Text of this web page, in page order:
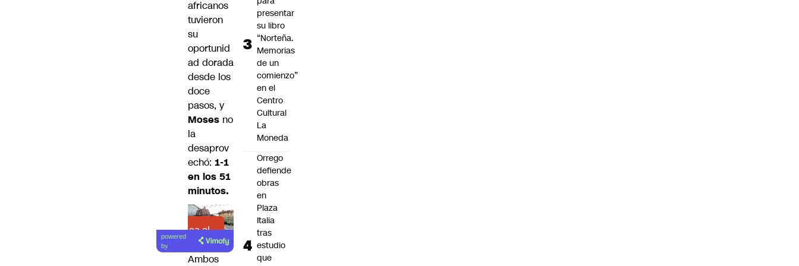
africanos
tuvieron
su
oportunid
ad dorada
desde los
doce
pasos, y
Moses no
la
desaprov
echó: 1-1
en los 51
minutos.
Lea el
artículo
powered
by
Ambos
presentar
su libro
“Norteña.
Memorias
de un
comienzo”
en el
Centro
Cultural
La
Moneda
Orrego
defiende
obras
en
Plaza
Italia
tras
estudio
que